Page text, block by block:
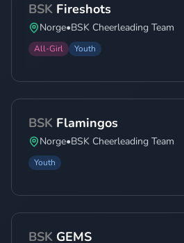
BSK Fireshots
Norge•BSK Cheerleading Team
All-Girl Youth
BSK Flamingos
Norge•BSK Cheerleading Team
Youth
BSK GEMS